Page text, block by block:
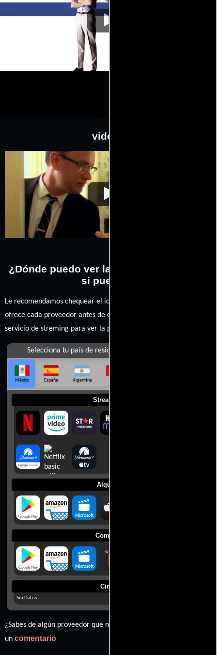
videos
Atrápame si
puedes
Video de la película Atrápame si
¿Dónde puedo ver la películas Atrápame
si puedes?
Le recomendamos chequear el idioma, doblaje o subtítulos que
ofrece cada proveedor antes de comprar, alquilar o contratar un
servicio de streming para ver la películas.
Selecciona tu país de residencia
México España Argentina
Streaming
Alquilar
Comprar
Cines
Sin Datos
¿Sabes de algún proveedor que no estamos mostrando? déjanos
un comentario